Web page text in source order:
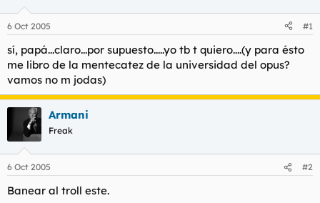
o
d
t
e
m
a
i
i
o
6 Oct 2005 #1
sí, papá...claro...por supuesto.....yo tb t quiero....(y para ésto
me libro de la mentecatez de la universidad del opus?
vamos no m jodas)
Armani
Freak
6 Oct 2005 #2
Banear al troll este.